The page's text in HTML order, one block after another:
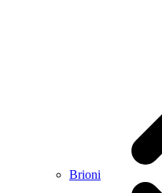
Brioni